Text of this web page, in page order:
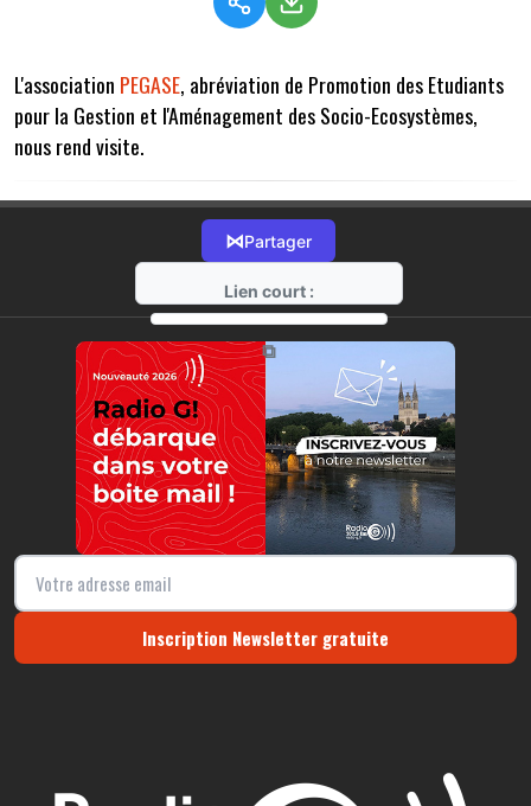
L'association PEGASE, abréviation de Promotion des Etudiants
pour la Gestion et l'Aménagement des Socio-Ecosystèmes,
nous rend visite.
⋈Partager
Lien court :
https://radio-g.fr?13815
⧉
Inscription Newsletter gratuite